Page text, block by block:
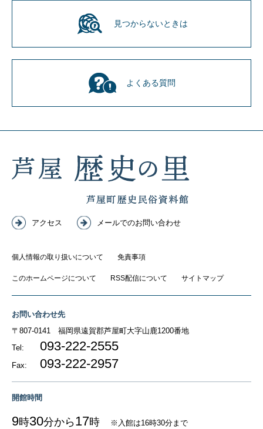
見つからないときは
よくある質問
アクセス メールでのお問い合わせ
個人情報の取り扱いについて 免責事項
このホームページについて RSS配信について サイトマップ
お問い合わせ先
〒807-0141
福岡県遠賀郡芦屋町大字山鹿1200番地
Tel:
093-222-2555
Fax: 093-222-2957
開館時間
9時30分から17時 ※入館は16時30分まで